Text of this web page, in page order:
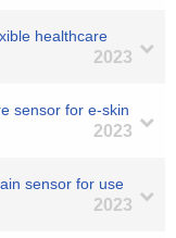
healthcare
2023
sensor for e-skin
2023
sensor for use
2023